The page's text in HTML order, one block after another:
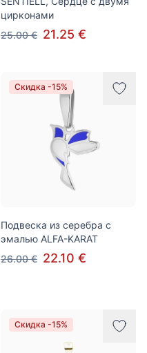
цирконами
25.00 € 21.25 €
Скидка -15%
Подвеска из серебра с
эмалью ALFA-KARAT
26.00 € 22.10 €
Скидка -15%